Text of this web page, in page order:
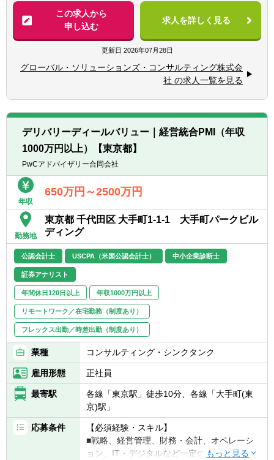
理士科目合格者
※主に外資系の会社及び不動産ファンドの経
理業務等に従事していただく予定です。
具体的には・・・
◎資金管理
◎税務申告書作成
◎法定調書作成
◎給与計算、社会保険、年末調整（社労士と
相談しながら）
└一般の事業会社の場合のみ該当。受注案件
全体の2～3割程度です。
【クライアントの特徴】
を中心とする投資会社、各種金融機関と深い
■会計・税務に関するコンサルティング(国内
取引形態に係る特殊な税務、金融商品・不動
産投資に係るストラクチャーの税務、外国人
のための申告業務等※税務業務は福永公認会
計士事務所が担当)、ファンドマネジメント
(投資ファンドの組成およびストラクチャーの
相談、投資対象のデューデリジェンス、クロ
ージング支援、SPCの管理、IFRSやUS
GAAPなど投資家から要求される会計基準、
フォーマットでのレポーティング等)、翻訳
(外国企業のアニュアルレポートの翻訳等)、
M＆A等を行っています。
この求人から
申し込む
求人を詳しく見る
更新日 2026年07月28日
グローバル・ソリューションズ・コンサルティング株式会
社 の求人一覧を見る
デリバリーディールバリュー｜経営統合PMI（年収
1000万円以上）【東京都】
PwCアドバイザリー合同会社
年収
650万円～2500万円
勤務地
東京都 千代田区 大手町1-1-1 大手町パークビル
ディング
公認会計士 USCPA（米国公認会計士） 中小企業診断士
証券アナリスト
年間休日120日以上 年収1000万円以上
リモートワーク／在宅勤務（制度あり）
フレックス出勤／時差出勤（制度あり）
業種 コンサルティング・シンクタンク
雇用形態 正社員
最寄駅
各線「東京駅」徒歩10分、各線「大手町(東
京)駅」
応募条件
【必須経験・スキル】
■戦略、経営管理、財務・会計、オペレーシ
ョン、IT・デジタルなど一定の業務分野に対